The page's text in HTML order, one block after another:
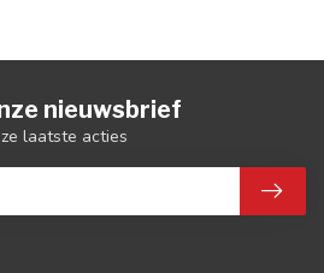
nieuwsbrief
laatste acties